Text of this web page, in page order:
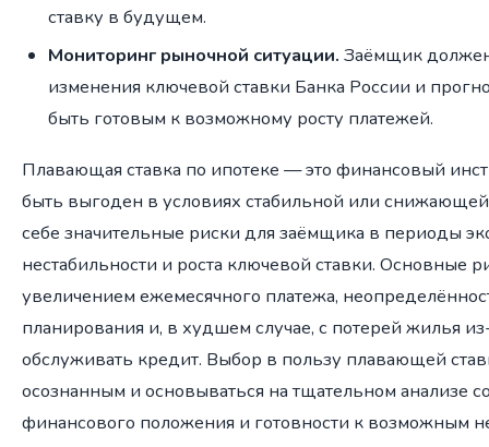
ставку в будущем.
Мониторинг рыночной ситуации. Заёмщик
изменения ключевой ставки Банка России и
быть готовым к возможному росту платежей.
Плавающая ставка по ипотеке — это финансовый
быть выгоден в условиях стабильной или
себе значительные риски для заёмщика в периоды
нестабильности и роста ключевой ставки. Основные
увеличением ежемесячного платежа,
планирования и, в худшем случае, с потерей жилья
обслуживать кредит. Выбор в пользу плавающей
осознанным и основываться на тщательном анализе
финансового положения и готовности к возможным